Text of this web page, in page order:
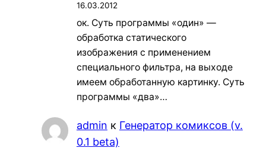
16.03.2012
ок. Суть программы «один» —
обработка статического
изображения с применением
специального фильтра, на выходе
имеем обработанную картинку. Суть
программы «два»…
admin к Генератор комиксов (v.
0.1 beta)